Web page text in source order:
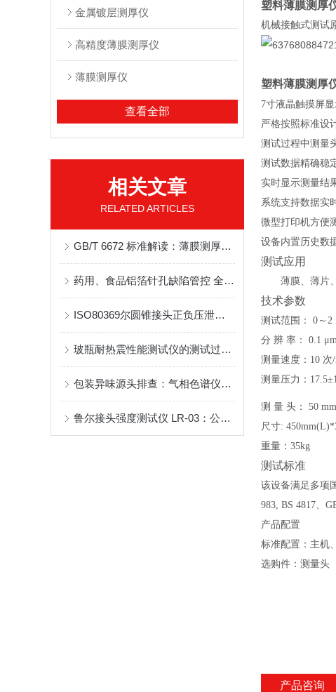
金属镀层测厚仪
高精度薄膜测厚仪
薄膜测厚仪
查看全部
相关文章
RELATED ARTICLES
GB/T 6672 标准解读：薄膜测厚仪测试原理与试验方法
药用、食品铝箔针孔缺陷管控 全自动针孔度测试仪应用
ISO80369尔圆锥接头正负压泄漏测试仪的参数
玻瓶耐热震性能测试仪的测试过程是怎样的？
包装异味源头排查：气相色谱仪溶剂残留检测技术应用
鲁尔接头强度测试仪 LR-03：公母鲁尔锥头扭矩 / 分离力量化检测专业选择
塑料薄膜测厚
机械接触式测试
塑料薄膜测厚
7寸液晶触摸屏
严格按照标准设
测试过程中测量
测试数据精确稳
实时显示测量结
系统支持数据实
微型打印机方便
设备内置历史数
测试应用
薄膜、薄片
技术参数
测试范围 ：
0～2
分 辨 率 ： 0.1
测量速度 ： 10 次
测量压力 ：
测 量 头 ： 50 mm
尺寸:
重量：35kg
测试标准
该设备满足多项
983, BS 4817、
产品配置
标准配置：主机
选购件：测量头
产品咨询